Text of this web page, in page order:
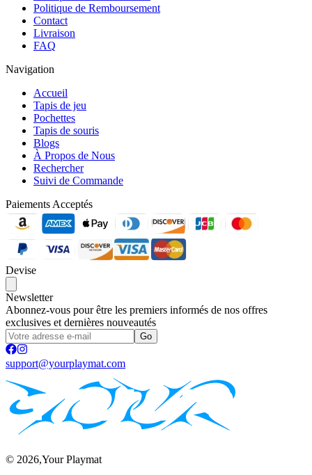
Politique de Remboursement
Contact
Livraison
FAQ
Navigation
Accueil
Tapis de jeu
Pochettes
Tapis de souris
Blogs
À Propos de Nous
Rechercher
Suivi de Commande
Paiements Acceptés
Devise
Newsletter
Abonnez-vous pour être les premiers informés de nos offres
exclusives et dernières nouveautés
Go
support@yourplaymat.com
© 2026,Your Playmat